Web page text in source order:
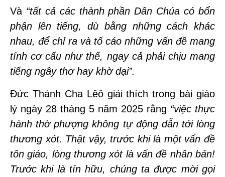
Và “tất cả các thành phần Dân Chúa có bổn
phận lên tiếng, dù bằng những cách khác
nhau, để chỉ ra và tố cáo những vấn đề mang
tính cơ cấu như thế, ngay cả phải chịu mang
tiếng ngây thơ hay khờ dại”.
Đức Thánh Cha Lêô giải thích trong bài giáo
lý ngày 28 tháng 5 năm 2025 rằng “việc thực
hành thờ phượng không tự động dẫn tới lòng
thương xót. Thật vậy, trước khi là một vấn đề
tôn giáo, lòng thương xót là vấn đề nhân bản!
Trước khi là tín hữu, chúng ta được mời gọi